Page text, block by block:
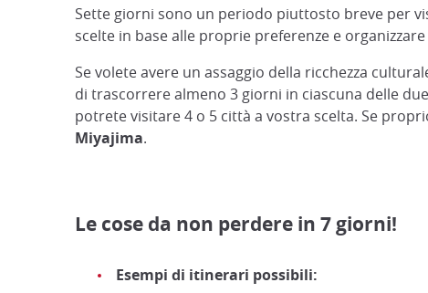
Sette giorni sono un periodo piuttosto breve per
scelte in base alle proprie preferenze e
Se volete avere un assaggio della ricchezza
di trascorrere almeno 3 giorni in ciascuna delle
potrete visitare 4 o 5 città a vostra scelta. Se
Miyajima.
Le cose da non perdere in 7 giorni!
Esempi di itinerari possibili: